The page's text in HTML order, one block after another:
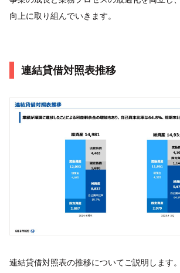
向上に取り組んでいきます。
連結貸借対照表推移
連結貸借対照表の推移についてご説明します